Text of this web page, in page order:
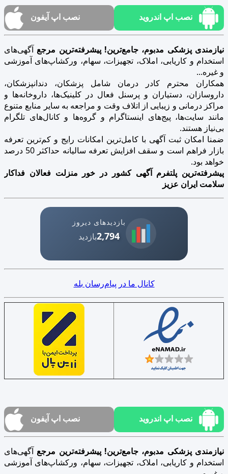
نصب اپ اندروید نصب اپ آیفون
نیازمندی پزشکی مدبوم، جامع‌ترین! پیشرفته‌ترین مرجع آگهی‌های
استخدام و کاریابی، املاک، تجهیزات، سهام، ورکشاپ‌های آموزشی
و غیره...
همکاران محترم کادر درمان شامل پزشکان، دندانپزشکان،
داروسازان، دستیاران و پرسنل فعال در کلینیک‌ها، داروخانه‌ها و
مراکز درمانی و زیبایی از اتلاف وقت و مراجعه به سایر منابع متنوع
مانند سایت‌ها، پیج‌های اینستاگرام و گروه‌ها و کانال‌های تلگرام
بی‌نیاز هستند.
ضمنا امکان ثبت آگهی با کامل‌ترین امکانات رایج و کم‌ترین تعرفه
بازار فراهم است و سقف افزایش تعرفه سالیانه حداکثر 50 درصد
خواهد بود.
پیشرفته‌ترین پلتفرم آگهی کشور در خور منزلت فعالان فداکار
سلامت ایران عزیز
بازدیدهای دیروز
2,794بازدید
کانال ما در پیام‌رسان بله
نصب اپ اندروید نصب اپ آیفون
نیازمندی پزشکی مدبوم، جامع‌ترین! پیشرفته‌ترین مرجع آگهی‌های
استخدام و کاریابی، املاک، تجهیزات، سهام، ورکشاپ‌های آموزشی